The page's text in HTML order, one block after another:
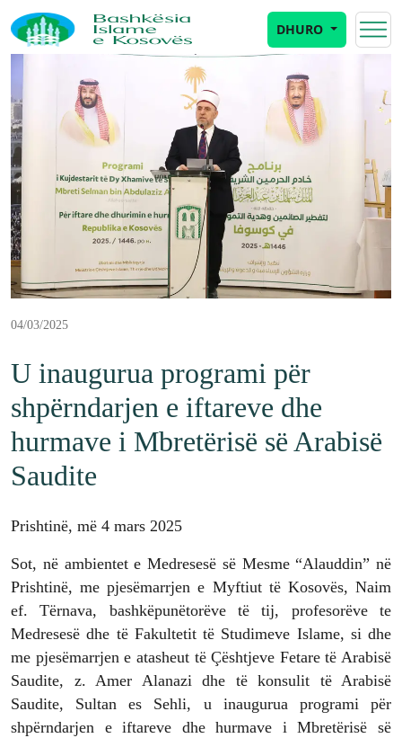
DHURO
04/03/2025
U inaugurua programi për
shpërndarjen e iftareve dhe
hurmave i Mbretërisë së Arabisë
Saudite
Prishtinë, më 4 mars 2025
Sot, në ambientet e Medresesë së Mesme “Alauddin” në
Prishtinë, me pjesëmarrjen e Myftiut të Kosovës, Naim
ef. Tërnava, bashkëpunëtorëve të tij, profesorëve te
Medresesë dhe të Fakultetit të Studimeve Islame, si dhe
me pjesëmarrjen e atasheut të Çështjeve Fetare të Arabisë
Saudite, z. Amer Alanazi dhe të konsulit të Arabisë
Saudite, Sultan es Sehli, u inaugurua programi për
shpërndarjen e iftareve dhe hurmave i Mbretërisë së